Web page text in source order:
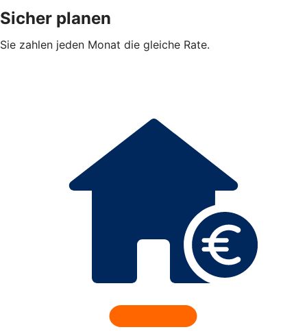
Sicher planen
Sie zahlen jeden Monat die gleiche Rate.